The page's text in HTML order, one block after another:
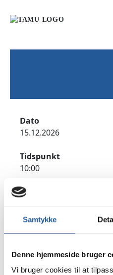
Samtykke
Denne hjemmeside bruger
Vi bruger cookies til at
Dato
15.12.2026
Tidspunkt
10:00
Adresse
TAMU Jyderup, Sølystvej
Udfyld formularen for at